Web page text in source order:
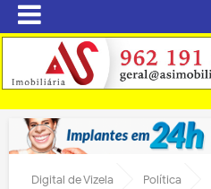
Digital de Vizela Política